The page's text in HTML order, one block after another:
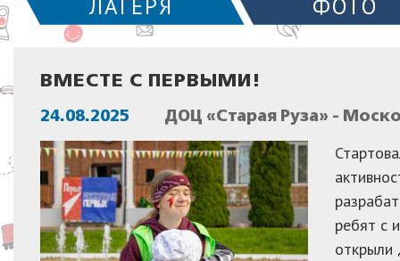
ЛАГЕРЯ ФОТО
ВМЕСТЕ С ПЕРВЫМИ!
24.08.2025 ДОЦ «Старая Руза» -
ребят с
открыли